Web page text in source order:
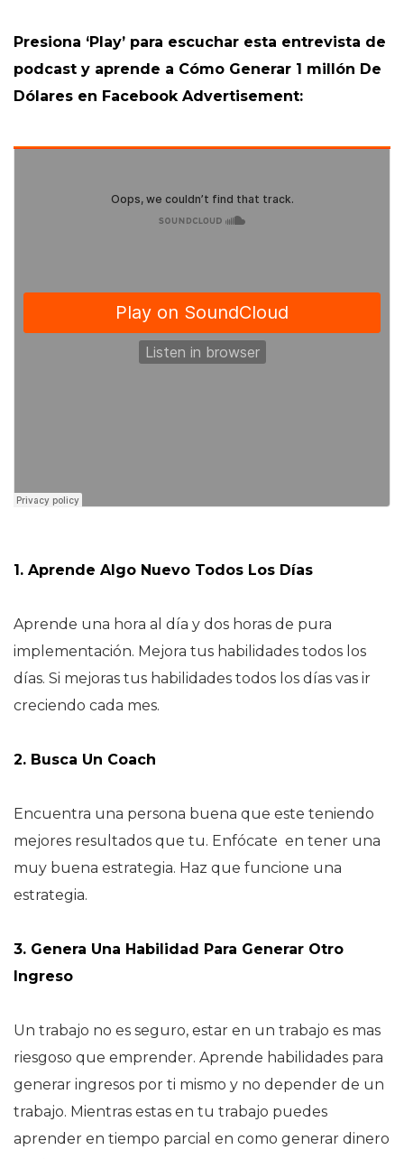
Presiona ‘Play’ para escuchar esta entrevista de
podcast y aprende a Cómo Generar 1 millón De
Dólares en Facebook Advertisement:
1. Aprende Algo Nuevo Todos Los Días
Aprende una hora al día y dos horas de pura
implementación. Mejora tus habilidades todos los
días. Si mejoras tus habilidades todos los días vas ir
creciendo cada mes.
2. Busca Un Coach
Encuentra una persona buena que este teniendo
mejores resultados que tu. Enfócate en tener una
muy buena estrategia. Haz que funcione una
estrategia.
3. Genera Una Habilidad Para Generar Otro
Ingreso
Un trabajo no es seguro, estar en un trabajo es mas
riesgoso que emprender. Aprende habilidades para
generar ingresos por ti mismo y no depender de un
trabajo. Mientras estas en tu trabajo puedes
aprender en tiempo parcial en como generar dinero